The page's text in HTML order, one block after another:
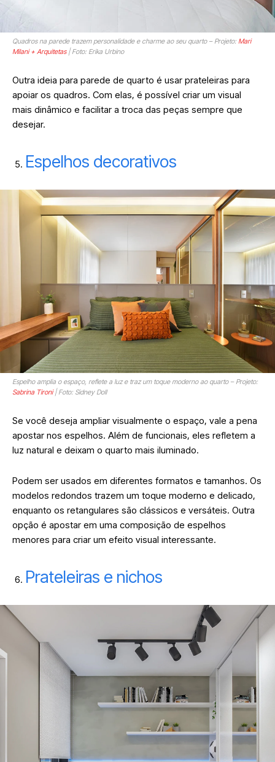
Quadros na parede trazem personalidade e charme ao seu quarto – Projeto: Mari
Milani + Arquitetas| Foto: Erika Urbino
Outra ideia para parede de quarto é usar prateleiras para
apoiar os quadros. Com elas, é possível criar um visual
mais dinâmico e facilitar a troca das peças sempre que
desejar.
Espelhos decorativos
Espelho amplia o espaço, reflete a luz e traz um toque moderno ao quarto – Projeto:
Sabrina Tironi| Foto: Sidney Doll
Se você deseja ampliar visualmente o espaço, vale a pena
apostar nos espelhos. Além de funcionais, eles refletem a
luz natural e deixam o quarto mais iluminado.
Podem ser usados em diferentes formatos e tamanhos. Os
modelos redondos trazem um toque moderno e delicado,
enquanto os retangulares são clássicos e versáteis. Outra
opção é apostar em uma composição de espelhos
menores para criar um efeito visual interessante.
Prateleiras e nichos